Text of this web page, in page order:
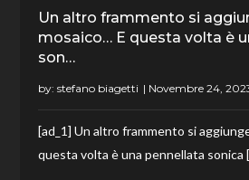
Un altro frammento si
mosaico… E questa volta è
son…
by:stefano biagetti
[ad_1] Un altro frammento si
questa volta è una pennellata sonica